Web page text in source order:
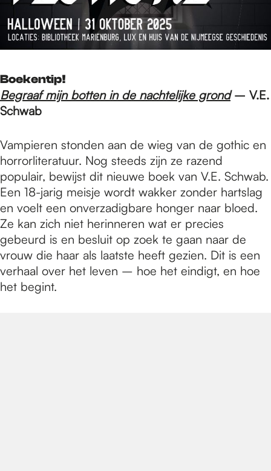
Boekentip!
Begraaf mijn botten in de nachtelijke grond– V.E.
Schwab
Vampieren stonden aan de wieg van de gothic en
horrorliteratuur. Nog steeds zijn ze razend
populair, bewijst dit nieuwe boek van V.E. Schwab.
Een 18-jarig meisje wordt wakker zonder hartslag
en voelt een onverzadigbare honger naar bloed.
Ze kan zich niet herinneren wat er precies
gebeurd is en besluit op zoek te gaan naar de
vrouw die haar als laatste heeft gezien. Dit is een
verhaal over het leven – hoe het eindigt, en hoe
het begint.